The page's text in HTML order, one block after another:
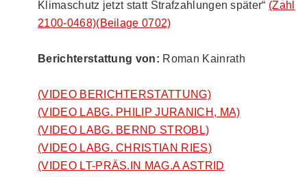
Klimaschutz jetzt statt Strafzahlungen später“ (Zahl
2100-0468)(Beilage 0702)
Berichterstattung von: Roman Kainrath
(VIDEO BERICHTERSTATTUNG)
(VIDEO LABG. PHILIP JURANICH, MA)
(VIDEO LABG. BERND STROBL)
(VIDEO LABG. CHRISTIAN RIES)
(VIDEO LT-PRÄS.IN MAG.A ASTRID